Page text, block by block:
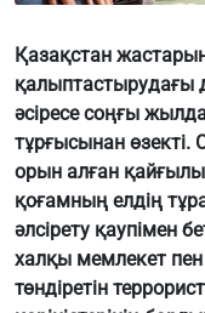
Қазақстан
қалыптастырудағы
әсіресе соңғы
тұрғысынан
орын алған
қоғамның елдің
әлсірету қаупімен
халқы мемлекет пен
төндіретін